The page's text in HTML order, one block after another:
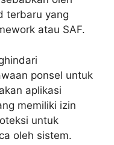
terbaru yang
atau SAF.
ponsel untuk
aplikasi
memiliki izin
untuk
oleh sistem.